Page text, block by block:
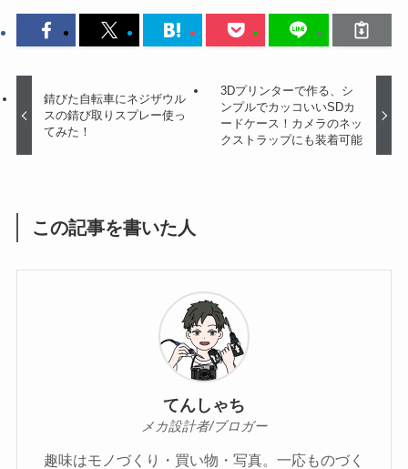
錆びた自転車にネジザウル
スの錆び取りスプレー使っ
てみた！
3Dプリンターで作る、シ
ンプルでカッコいいSDカ
ードケース！カメラのネッ
クストラップにも装着可能
この記事を書いた人
てんしゃち
メカ設計者/ブロガー
趣味はモノづくり・買い物・写真。一応ものづく